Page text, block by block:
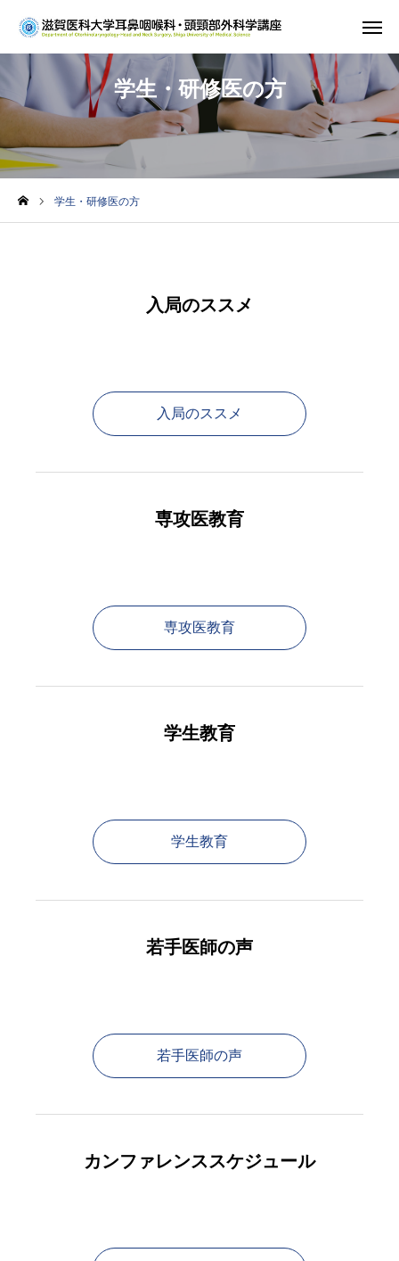
学生・研修医の方
学生・研修医の方
入局のススメ
入局のススメ
専攻医教育
専攻医教育
学生教育
学生教育
若手医師の声
若手医師の声
カンファレンススケジュール
ホーム
教室紹介
診療案内
研究